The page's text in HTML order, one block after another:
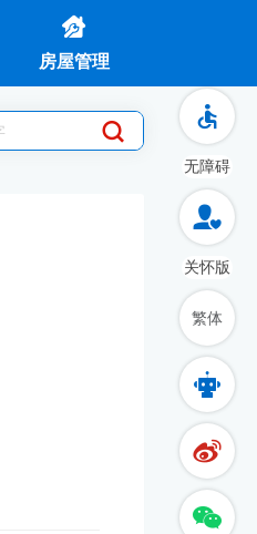
房屋管理
无障碍
关怀版
繁体